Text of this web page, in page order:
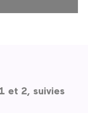
et 2, suivies